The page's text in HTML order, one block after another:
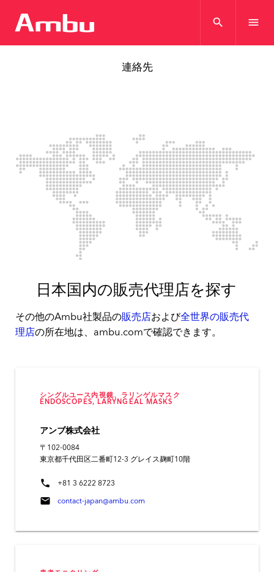
search menu
連絡先
日本国内の販売代理店を探す
その他のAmbu社製品の販売店および全世界の販売代
理店の所在地は、ambu.comで確認できます。
シングルユース内視鏡、ラリンゲルマスク
ENDOSCOPES, LARYNGEAL MASKS
アンブ株式会社
〒102-0084
東京都千代田区二番町12-3 グレイス麹町10階
phone +81 3 6222 8723
mail contact-japan@ambu.com